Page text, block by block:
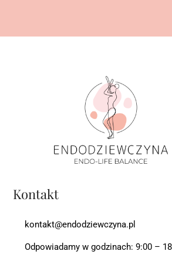
Kontakt
kontakt@endodziewczyna.pl
Odpowiadamy w godzinach: 9:00 –